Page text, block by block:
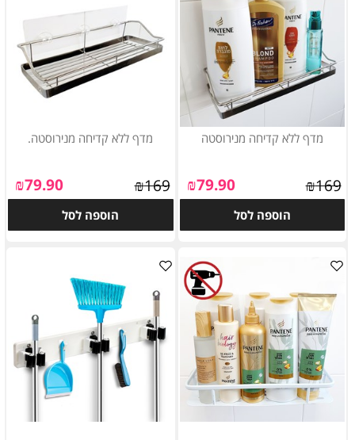
מדף ללא קדיחה מנירוסטה
₪169
₪79.90
הוספה לסל
מדף ללא קדיחה מנירוסטה.
₪169
₪79.90
הוספה לסל